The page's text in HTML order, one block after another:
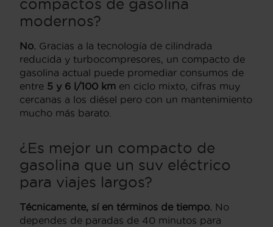
compactos de gasolina
modernos?
No. Gracias a la tecnología de cilindrada
reducida y turbocompresores, un compacto de
gasolina actual puede promediar consumos de
entre 5 y 6 l/100 km en ciclo mixto, cifras muy
cercanas a los diésel pero con un mantenimiento
mucho más barato.
¿Es mejor un compacto de
gasolina que un suv eléctrico
para viajes largos?
Técnicamente, sí en términos de tiempo. No
dependes de paradas de 40 minutos para